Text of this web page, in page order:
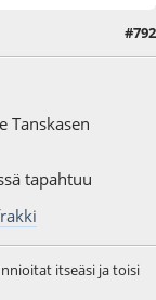
#792
Tanskasen
tapahtuu
itseäsi ja toisi